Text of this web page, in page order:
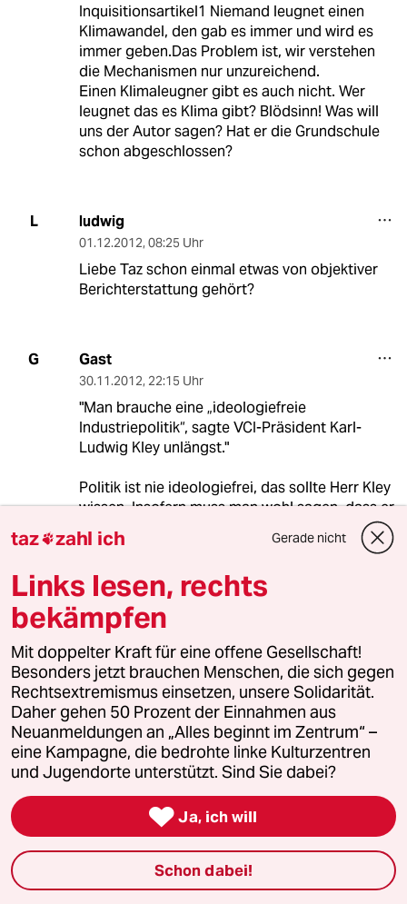
Inquisitionsartikel1 Niemand leugnet einen
Klimawandel, den gab es immer und wird es
immer geben.Das Problem ist, wir verstehen
die Mechanismen nur unzureichend.
Einen Klimaleugner gibt es auch nicht. Wer
leugnet das es Klima gibt? Blödsinn! Was will
uns der Autor sagen? Hat er die Grundschule
schon abgeschlossen?
L ludwig
01.12.2012, 08:25 Uhr
Liebe Taz schon einmal etwas von objektiver
Berichterstattung gehört?
G Gast
30.11.2012, 22:15 Uhr
"Man brauche eine „ideologiefreie
Industriepolitik“, sagte VCI-Präsident Karl-
Ludwig Kley unlängst."
Politik ist nie ideologiefrei, das sollte Herr Kley
wissen. Insofern muss man wohl sagen, dass er
sich lediglich eine andere Ideologie wünscht.
TL Tim Leuther
30.11.2012,21:01 Uhr
Sogar bei D-Radio Wissen, durfte ein
Klimaleugner, oder zumindest Nicht-dramatsch
seher reden. Äußerst pointiert sogar. Eine
Halbe Stunde Lang in der Rubrik Hörsaal.
Sender einstellen!
30.11.2012,20:31 Uhr
Weiter Informationen zu dieser Seltsamen
taz zahl ich Gerade nicht
Links lesen, rechts
bekämpfen
Mit doppelter Kraft für eine offene Gesellschaft!
Besonders jetzt brauchen Menschen, die sich gegen
Rechtsextremismus einsetzen, unsere Solidarität.
Daher gehen 50 Prozent der Einnahmen aus
Neuanmeldungen an „Alles beginnt im Zentrum“ –
eine Kampagne, die bedrohte linke Kulturzentren
und Jugendorte unterstützt. Sind Sie dabei?
 Ja, ich will
Schon dabei!